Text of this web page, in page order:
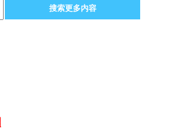
搜索更多内容